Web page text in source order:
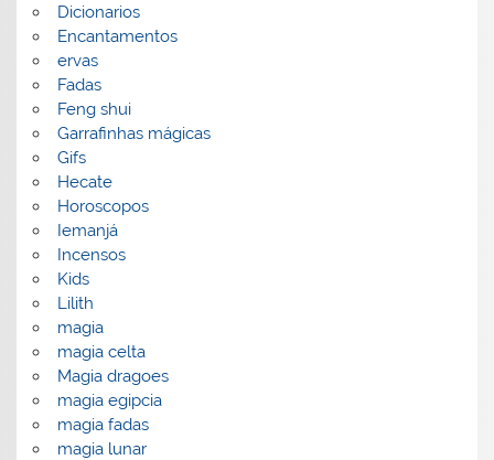
Dicionarios
Encantamentos
ervas
Fadas
Feng shui
Garrafinhas mágicas
Gifs
Hecate
Horoscopos
Iemanjá
Incensos
Kids
Lilith
magia
magia celta
Magia dragoes
magia egipcia
magia fadas
magia lunar